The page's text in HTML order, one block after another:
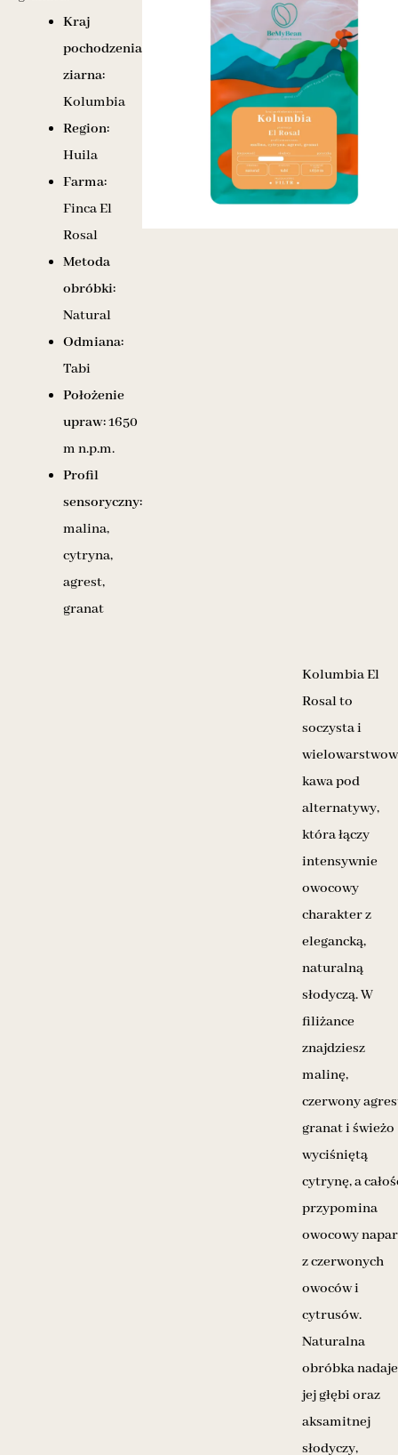
Kraj
pochodzenia
ziarna:
Kolumbia
Region:
Huila
Farma:
Finca El
Rosal
Metoda
obróbki:
Natural
Odmiana:
Tabi
Położenie
upraw:1650
m n.p.m.
Profil
sensoryczny:
malina,
cytryna,
agrest,
granat
Kolumbia El
Rosal to
soczysta i
kawa pod
alternatywy,
która łączy
intensywnie
owocowy
charakter z
elegancką,
naturalną
słodyczą. W
filiżance
znajdziesz
malinę,
czerwony
granat i świeżo
wyciśniętą
cytrynę, a
przypomina
owocowy napar
z czerwonych
owoców i
cytrusów.
Naturalna
obróbka nadaje
jej głębi oraz
aksamitnej
słodyczy,